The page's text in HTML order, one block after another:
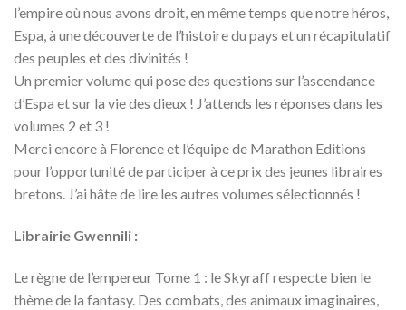
l’empire où nous avons droit, en même temps que notre héros,
Espa, à une découverte de l’histoire du pays et un récapitulatif
des peuples et des divinités !
Un premier volume qui pose des questions sur l’ascendance
d’Espa et sur la vie des dieux ! J’attends les réponses dans les
volumes 2 et 3 !
Merci encore à Florence et l’équipe de Marathon Editions
pour l’opportunité de participer à ce prix des jeunes libraires
bretons. J’ai hâte de lire les autres volumes sélectionnés !
Librairie Gwennili :
Le règne de l’empereur Tome 1 : le Skyraff respecte bien le
thème de la fantasy. Des combats, des animaux imaginaires,